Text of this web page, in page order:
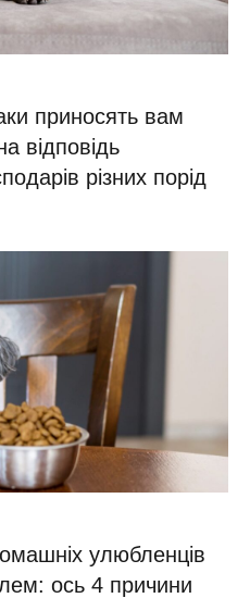
приносять вам
відповідь
різних порід
улюбленців
ось 4 причини